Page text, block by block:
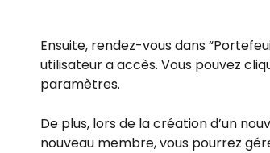
Ensuite, rendez-vous dans
utilisateur a accès. Vous pouvez
paramètres.
De plus, lors de la création d’un
nouveau membre, vous pourrez